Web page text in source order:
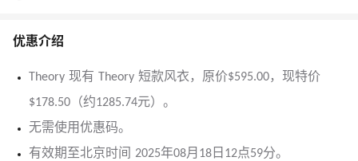
优惠介绍
Theory 现有 Theory 短款风衣，原价$595.00，现特价
$178.50（约1285.74元）。
无需使用优惠码。
有效期至北京时间 2025年08月18日12点59分。